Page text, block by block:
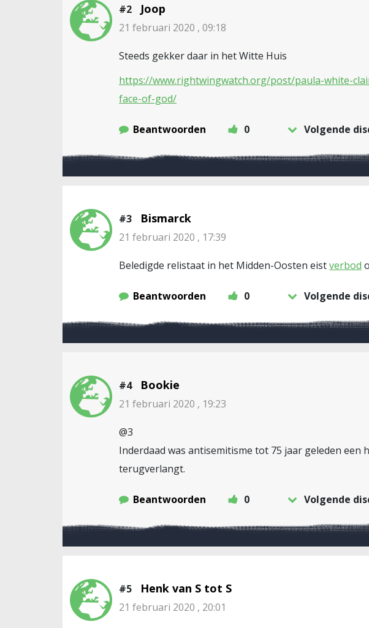
#2 Joop
21 februari 2020 , 09:18
Steeds gekker daar in het Witte Huis
https://www.rightwingwatch.org/post/paula-white-
face-of-god/
Beantwoorden 0 Volgende
#3 Bismarck
21 februari 2020 , 17:39
Beledigde relistaat in het Midden-Oosten eistverbod
Beantwoorden 0 Volgende
#4 Bookie
21 februari 2020 , 19:23
@3
Inderdaad was antisemitisme tot 75 jaar geleden
terugverlangt.
Beantwoorden 0 Volgende
#5 Henk van S tot S
21 februari 2020 , 20:01